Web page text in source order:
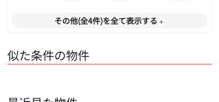
その他(全4件)を全て表示する
似た条件の物件